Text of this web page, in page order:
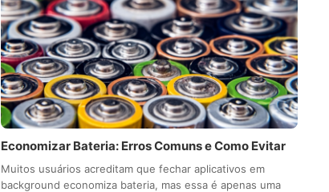
Economizar Bateria: Erros Comuns e Como Evitar
Muitos usuários acreditam que fechar aplicativos em
background economiza bateria, mas essa é apenas uma